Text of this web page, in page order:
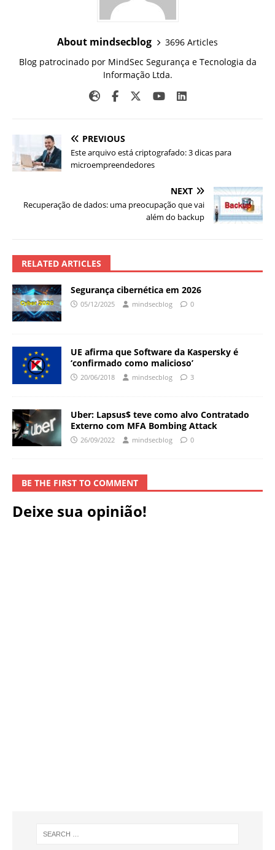
About mindsecblog
3696 Articles
Blog patrocinado por MindSec Segurança e Tecnologia da
Informação Ltda.
PREVIOUS
Este arquivo está criptografado: 3 dicas para
microempreendedores
NEXT
Recuperação de dados: uma preocupação que vai
além do backup
RELATED ARTICLES
Segurança cibernética em 2026
05/12/2025 mindsecblog 0
UE afirma que Software da Kaspersky é
‘confirmado como malicioso’
20/06/2018 mindsecblog 3
Uber: Lapsus$ teve como alvo Contratado
Externo com MFA Bombing Attack
26/09/2022 mindsecblog 0
BE THE FIRST TO COMMENT
Deixe sua opinião!